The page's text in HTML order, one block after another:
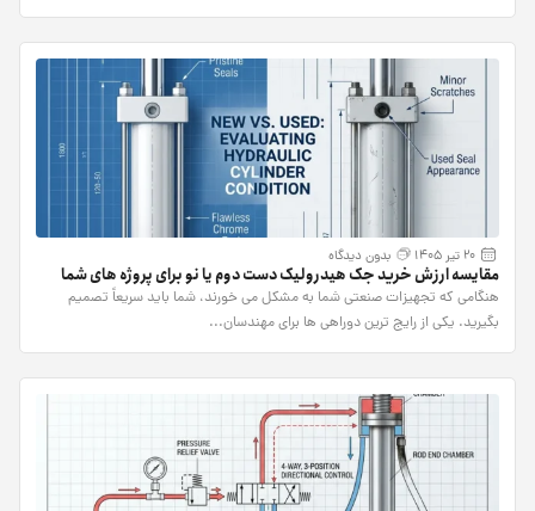
20 تیر 1405 بدون دیدگاه
مقایسه ارزش خرید جک هیدرولیک دست دوم یا نو برای پروژه های شما
هنگامی که تجهیزات صنعتی شما به مشکل می خورند، شما باید سریعاً تصمیم
بگیرید. یکی از رایج ترین دوراهی ها برای مهندسان...